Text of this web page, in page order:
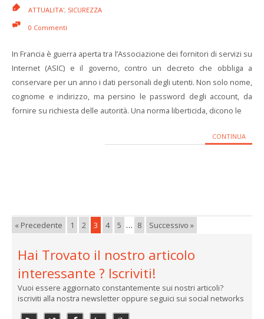
ATTUALITA', SICUREZZA
0 Commenti
In Francia è guerra aperta tra l’Associazione dei fornitori di servizi su
Internet (ASIC) e il governo, contro un decreto che obbliga a
conservare per un anno i dati personali degli utenti. Non solo nome,
cognome e indirizzo, ma persino le password degli account, da
fornire su richiesta delle autorità. Una norma liberticida, dicono le
CONTINUA
« Precedente 1 2 3 4 5 … 8 Successivo »
Hai Trovato il nostro articolo
interessante ? Iscriviti!
Vuoi essere aggiornato constantemente sui nostri articoli?
iscriviti alla nostra newsletter oppure seguici sui social networks